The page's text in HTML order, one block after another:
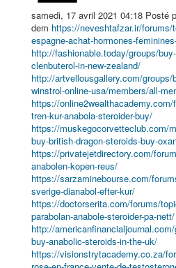
samedi, 17 avril 2021 04:18 Posté
dem https://neveshtafzar.ir/
espagne-achat-hormones-
http://fashionable.today/groups/
clenbuterol-in-new-zealand/
http://artvellousgallery.com/
winstrol-online-usa/members/all-
https://
tren-kur-anabola-steroider-buy/
https://muskegocorvetteclub.com/
buy-british-dragon-steroids-buy-
https://privatejetdirectory.com/
anabolen-kopen-reus/
https://sarzaminebourse.com/
sverige-dianabol-efter-kur/
https://doctorserita.com/forums/
parabolan-anabole-steroider-pa-nett/
http://
buy-anabolic-steroids-in-the-uk/
https://visionstrytacademy.co.za/